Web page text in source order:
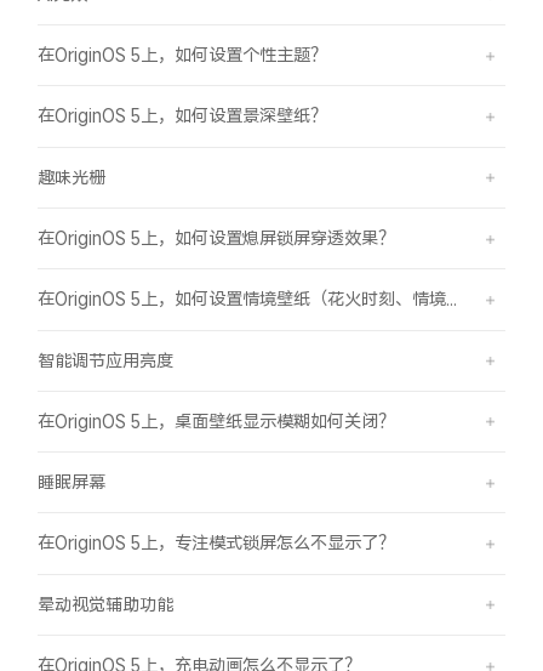
在OriginOS 5上，如何设置个性主题？
在OriginOS 5上，如何设置景深壁纸？
趣味光栅
在OriginOS 5上，如何设置熄屏锁屏穿透效果？
在OriginOS 5上，如何设置情境壁纸（花火时刻、情境山海）？
智能调节应用亮度
在OriginOS 5上，桌面壁纸显示模糊如何关闭？
睡眠屏幕
在OriginOS 5上，专注模式锁屏怎么不显示了？
晕动视觉辅助功能
在OriginOS 5上，充电动画怎么不显示了？